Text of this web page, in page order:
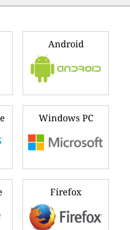
Android
Windows PC
Firefox